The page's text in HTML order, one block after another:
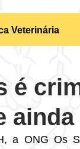
Veterinária
é
a ONG Os